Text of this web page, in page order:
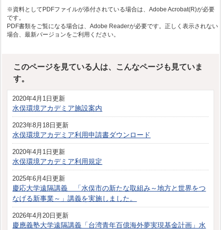
※資料としてPDFファイルが添付されている場合は、Adobe Acrobat(R)が必要
です。
PDF書類をご覧になる場合は、Adobe Readerが必要です。正しく表示されない
場合、最新バージョンをご利用ください。
このページを見ている人は、こんなページも見ていま
す。
2020年4月1日更新
水俣環境アカデミア施設案内
2023年8月18日更新
水俣環境アカデミア利用申請書ダウンロード
2020年4月1日更新
水俣環境アカデミア利用規定
2025年6月4日更新
慶応大学遠隔講義 「水俣市の新たな取組み～地方と世界をつ
なげる新事業～」講義を実施しました。
2026年4月20日更新
慶應義塾大学遠隔講義「台湾青年百億海外夢実現基金計画」水